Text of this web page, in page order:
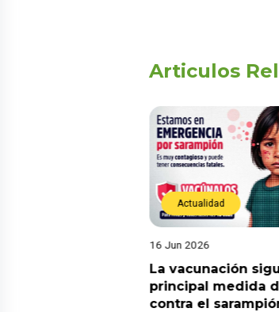
Articulos
Actualidad
16 Jun 2026
La vacunación
principal medida
contra el